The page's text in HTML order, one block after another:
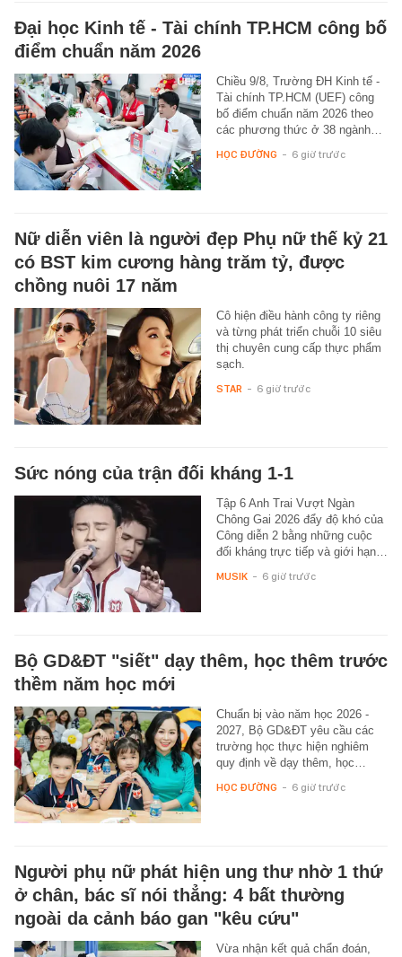
Đại học Kinh tế - Tài chính TP.HCM công bố
điểm chuẩn năm 2026
Chiều 9/8, Trường ĐH Kinh tế -
Tài chính TP.HCM (UEF) công
bố điểm chuẩn năm 2026 theo
các phương thức ở 38 ngành…
HỌC ĐƯỜNG - 6 giờ trước
Nữ diễn viên là người đẹp Phụ nữ thế kỷ 21
có BST kim cương hàng trăm tỷ, được
chồng nuôi 17 năm
Cô hiện điều hành công ty riêng
và từng phát triển chuỗi 10 siêu
thị chuyên cung cấp thực phẩm
sạch.
STAR - 6 giờ trước
Sức nóng của trận đối kháng 1-1
Tập 6 Anh Trai Vượt Ngàn
Chông Gai 2026 đẩy độ khó của
Công diễn 2 bằng những cuộc
đối kháng trực tiếp và giới hạn…
MUSIK - 6 giờ trước
Bộ GD&ĐT "siết" dạy thêm, học thêm trước
thềm năm học mới
Chuẩn bị vào năm học 2026 -
2027, Bộ GD&ĐT yêu cầu các
trường học thực hiện nghiêm
quy định về dạy thêm, học…
HỌC ĐƯỜNG - 6 giờ trước
Người phụ nữ phát hiện ung thư nhờ 1 thứ
ở chân, bác sĩ nói thẳng: 4 bất thường
ngoài da cảnh báo gan "kêu cứu"
Vừa nhận kết quả chẩn đoán,